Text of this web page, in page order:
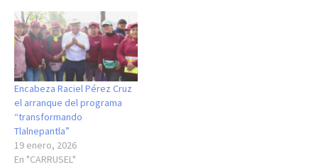
Encabeza Raciel Pérez Cruz
el arranque del programa
“transformando
Tlalnepantla”
19 enero, 2026
En "CARRUSEL"